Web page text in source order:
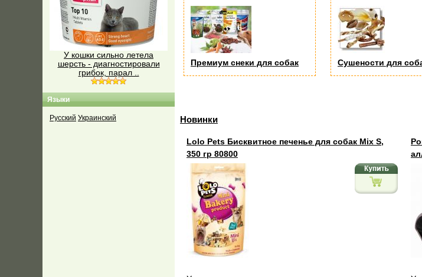
У кошки сильно летела
шерсть - диагностировали
грибок, парал ..
Языки
Русский Украинский
Премиум снеки для собак Сушености для
Новинки
Lolo Pets Бисквитное печенье для собак Mix S,
350 гр 80800